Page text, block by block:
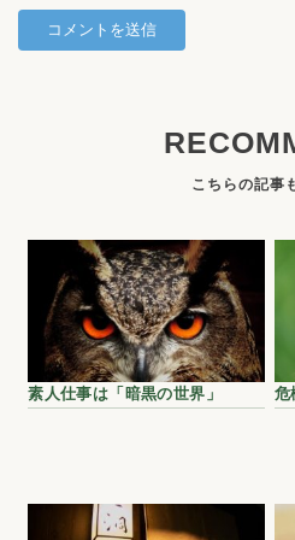
素人仕事は「暗黒の世界」 危